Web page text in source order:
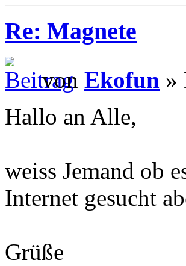
Re: Magnete
von Ekofun »
Hallo an Alle,
weiss Jemand ob
Internet gesucht
Grüße